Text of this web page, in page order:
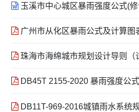
玉溪市中心城区暴雨强度公式(
广州市从化区暴雨公式及计算图
珠海市海绵城市规划设计导则
DB45T 2155-2020 暴雨强度公
DB11T-969-2016城镇雨水系统